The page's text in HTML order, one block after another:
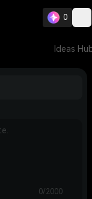
0
Ideas
0/2000